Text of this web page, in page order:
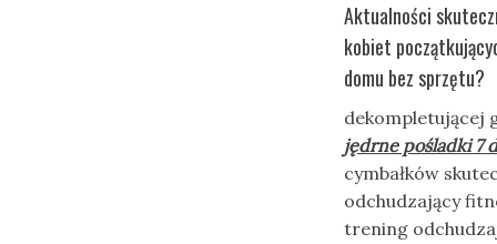
Aktualności
kobiet
domu bez sprzętu?
dekompletującej
jędrne pośladki 7
cymbałków
odchudzający
trening